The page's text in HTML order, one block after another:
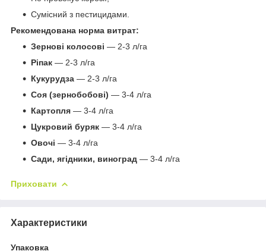
Сумісний з пестицидами.
Рекомендована норма витрат:
Зернові колосові — 2-3 л/га
Ріпак — 2-3 л/га
Кукурудза — 2-3 л/га
Соя (зернобобові) — 3-4 л/га
Картопля — 3-4 л/га
Цукровий буряк — 3-4 л/га
Овочі — 3-4 л/га
Сади, ягідники, виноград — 3-4 л/га
Приховати
Характеристики
Упаковка